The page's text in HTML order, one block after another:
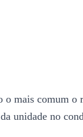
mais comum
unidade no